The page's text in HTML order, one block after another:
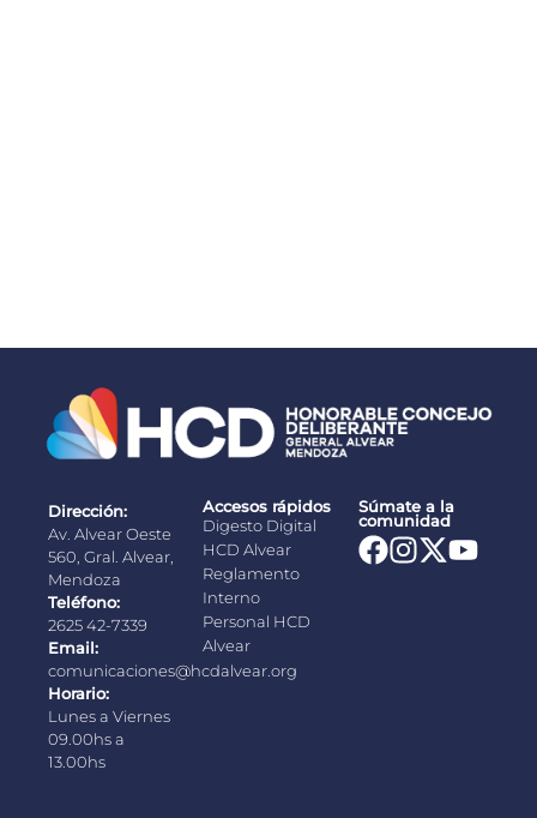
Dirección:
Av. Alvear Oeste
560, Gral. Alvear,
Mendoza
Teléfono:
2625 42-7339
Email:
comunicaciones@hcdalvear.org
Horario:
Lunes a Viernes
09.00hs a
13.00hs
Accesos rápidos
Digesto Digital
HCD Alvear
Reglamento
Interno
Personal HCD
Alvear
Súmate a la
comunidad